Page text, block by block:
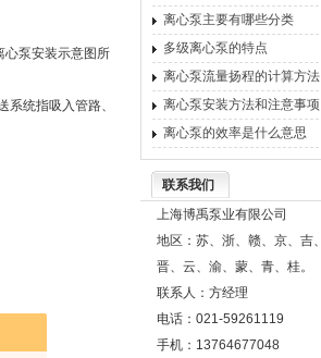
泵安装示意图所
统指吸入管路、
离心泵主要有哪些分类
多级离心泵的特点
离心泵流量扬程的计算方法
离心泵安装方法和注意事项
离心泵的效率是什么意思
联系我们
上海博禹泵业有限公司
地区：苏、浙、赣、京、吉、
晋、云、渝、蒙、青、桂。
联系人：方经理
电话：021-59261119
手机：13764677048